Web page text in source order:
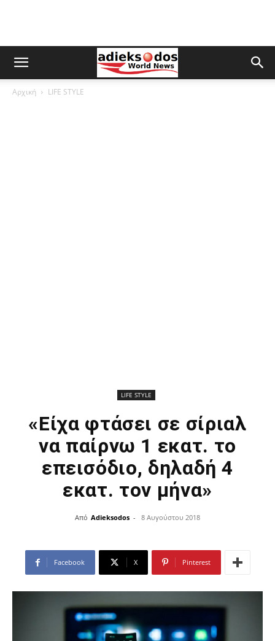
Αρχική LIFE STYLE
LIFE STYLE
«Είχα φτάσει σε σίριαλ
να παίρνω 1 εκατ. το
επεισόδιο, δηλαδή 4
εκατ. τον μήνα»
Από Adieksodos - 8 Αυγούστου 2018
Facebook X Pinterest